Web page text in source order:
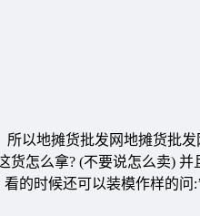
以地摊货批发网地摊货批
么拿? (不要说怎么卖) 并
的时候还可以装模作样的问